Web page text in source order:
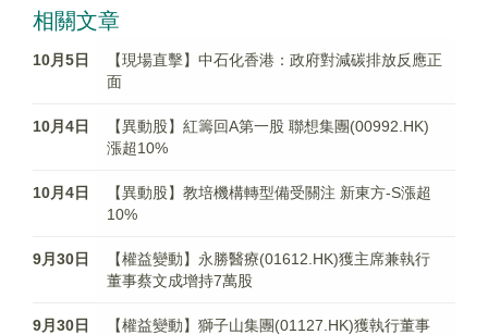
相關文章
10月5日
【現場直擊】中石化香港：政府對減碳排放反應正
面
10月4日
【異動股】紅籌回A第一股 聯想集團(00992.HK)
漲超10%
10月4日
【異動股】教培機構轉型備受關注 新東方-S漲超
10%
9月30日
【權益變動】永勝醫療(01612.HK)獲主席兼執行
董事蔡文成增持7萬股
9月30日
【權益變動】獅子山集團(01127.HK)獲執行董事